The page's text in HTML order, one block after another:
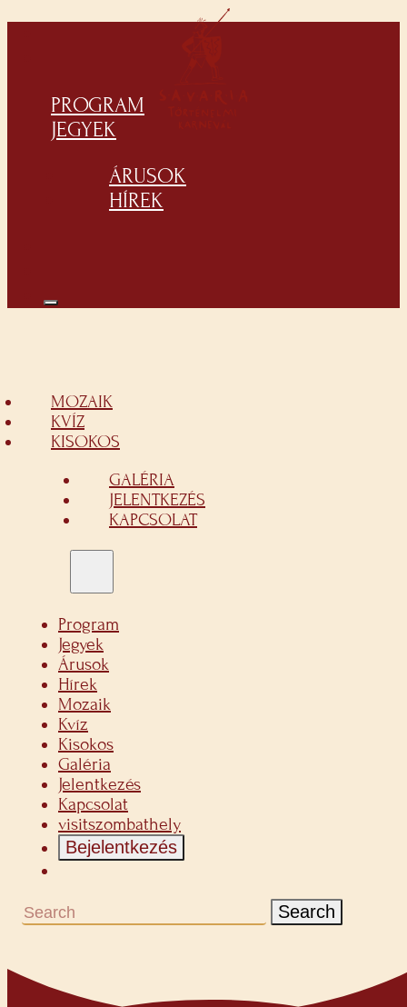
PROGRAM
JEGYEK
ÁRUSOK
HÍREK
MOZAIK
KVÍZ
KISOKOS
GALÉRIA
JELENTKEZÉS
KAPCSOLAT
Program
Jegyek
Árusok
Hírek
Mozaik
Kvíz
Kisokos
Galéria
Jelentkezés
Kapcsolat
visitszombathely
Bejelentkezés
Search